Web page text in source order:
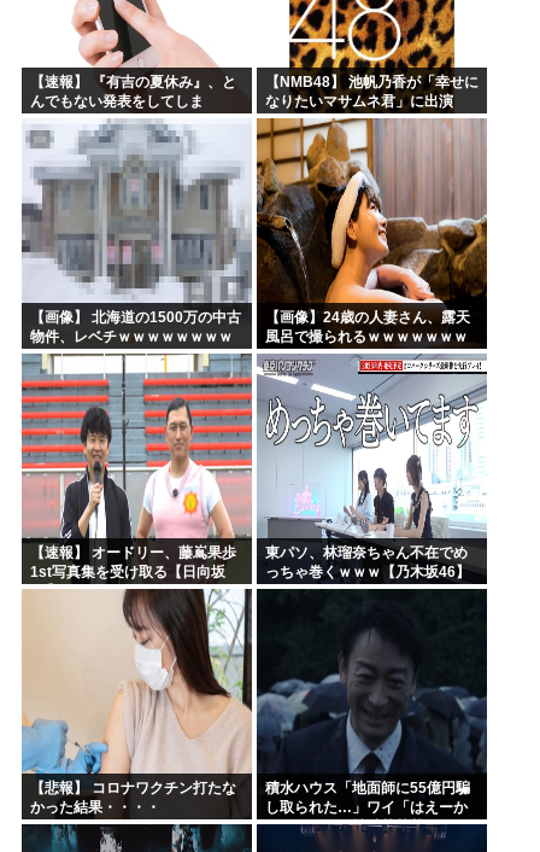
【速報】 『有吉の夏休み』、と
んでもない発表をしてしま
う！！！！！
【NMB48】 池帆乃香が「幸せに
なりたいマサムネ君」に出演
【画像】 北海道の1500万の中古
物件、レベチｗｗｗｗｗｗｗｗ
ｗｗｗｗｗｗｗｗｗｗｗｗ
【画像】24歳の人妻さん、露天
風呂で撮られるｗｗｗｗｗｗｗ
ｗｗｗｗｗｗｗｗｗｗ
【速報】 オードリー、藤嶌果歩
1st写真集を受け取る【日向坂
46】
東パソ、林瑠奈ちゃん不在でめ
っちゃ巻くｗｗｗ【乃木坂46】
【悲報】 コロナワクチン打たな
かった結果・・・・
積水ハウス「地面師に55億円騙
し取られた…」ワイ「はえーか
わいそう…会社滅茶苦茶やろな